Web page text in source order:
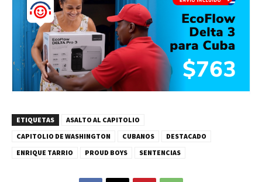
ETIQUETAS
ASALTO AL CAPITOLIO
CAPITOLIO DE WASHINGTON
CUBANOS
DESTACADO
ENRIQUE TARRIO
PROUD BOYS SENTENCIAS